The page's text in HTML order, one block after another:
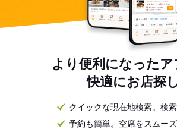
より便利になった
快適にお店探
クイックな現在地検索。検
予約も簡単。空席をスムー